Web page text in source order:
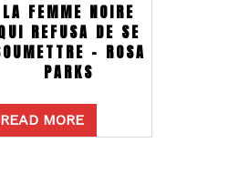
LA FEMME NOIRE
REFUSA DE SE
– ROSA
PARKS
READ MORE